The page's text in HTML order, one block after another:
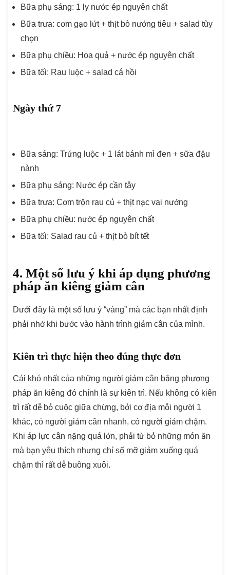
Bữa phụ sáng: 1 ly nước ép nguyên chất
Bữa trưa: cơm gạo lứt + thịt bò nướng tiêu + salad tùy
chọn
Bữa phụ chiều: Hoa quả + nước ép nguyên chất
Bữa tối: Rau luộc + salad cá hồi
Ngày thứ 7
Bữa sáng: Trứng luộc + 1 lát bánh mì đen + sữa đậu
nành
Bữa phụ sáng: Nước ép cần tây
Bữa trưa: Cơm trộn rau củ + thịt nạc vai nướng
Bữa phụ chiều: nước ép nguyên chất
Bữa tối: Salad rau củ + thịt bò bít tết
4. Một số lưu ý khi áp dụng phương
pháp ăn kiêng giảm cân
Dưới đây là một số lưu ý “vàng” mà các bạn nhất định
phải nhớ khi bước vào hành trình giảm cân của mình.
Kiên trì thực hiện theo đúng thực đơn
Cái khó nhất của những người giảm cân bằng phương
pháp ăn kiêng đó chính là sự kiên trì. Nếu không có kiên
trì rất dễ bỏ cuộc giữa chừng, bởi cơ địa mỗi người 1
khác, có người giảm cân nhanh, có người giảm chậm.
Khi áp lực cân nặng quá lớn, phải từ bỏ những món ăn
mà bạn yêu thích nhưng chỉ số mỡ giảm xuống quá
chậm thì rất dễ buông xuôi.